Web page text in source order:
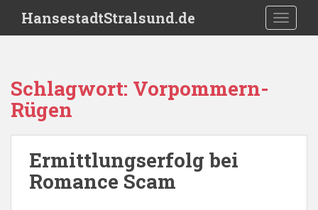
i
HansestadtStralsund.de
Schlagwort: Vorpommern-
Rügen
Ermittlungserfolg bei
Romance Scam